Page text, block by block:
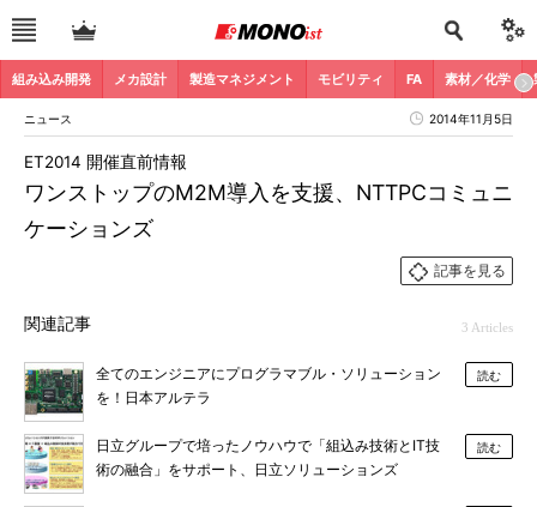
組み込み開発 メカ設計 製造マネジメント モビリティ FA 素材／化学
ニュース 2014年11月5日
ワンストップのM2M導入を支援、NTTPCコミュニ
ケーションズ
ET2014 開催直前情報
記事を見る
関連記事 3 Articles
全てのエンジニアにプログラマブル・ソリューション
を！日本アルテラ
読む
日立グループで培ったノウハウで「組込み技術とIT技
術の融合」をサポート、日立ソリューションズ
読む